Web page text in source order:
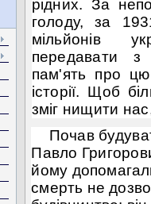
рідних. За
голоду, за
мільйонів
передавати з
пам'ять про цю
історії. Щоб
зміг нищити
Почав
Павло
йому
смерть не